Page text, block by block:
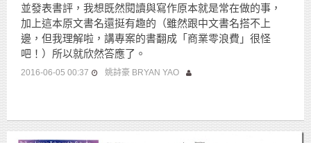
並發表書評，我想既然閱讀與寫作原本就是常在做的事，
加上這本原文書名還挺有趣的（雖然跟中文書名搭不上
邊，但我理解啦，講專案的書翻成「商業零浪費」很怪
吧！）所以就欣然答應了。
2016-06-05 00:37 姚詩豪 BRYAN YAO